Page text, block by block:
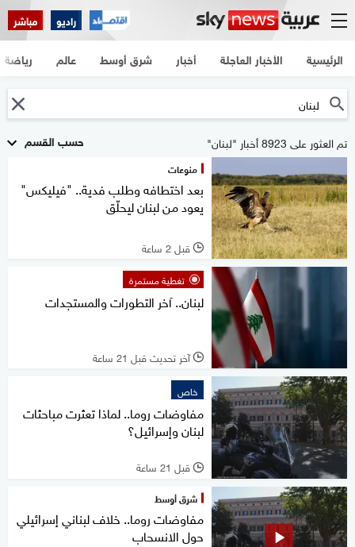
راديو مباشر
الرئيسية الأخبار العاجلة أخبار شرق أوسط عالم رياضة
حسب القسم تم العثور على 8923 أخبار "لبنان"
منوعات
بعد اختطافه وطلب فدية.. "فيليكس"
يعود من لبنان ليحلّق
l قبل 2 ساعة
تغطية مستمرة
لبنان.. آخر التطورات والمستجدات
l آخر تحديث قبل 21 ساعة
خاص
مفاوضات روما.. لماذا تعثرت مباحثات
لبنان وإسرائيل؟
l قبل 21 ساعة
شرق أوسط
مفاوضات روما.. خلاف لبناني إسرائيلي
حول الانسحاب